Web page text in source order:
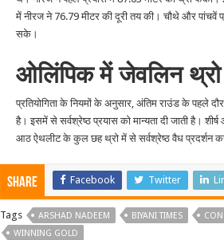
में नीरज ने 76.79 मीटर की दूरी तय की। चौथे और
सके।
ओलिंपिक में जेवलिन
प्रतियोगिता के नियमों के अनुसार, अंतिम राउंड के पहले
है। इसमें से सर्वश्रेष्ठ प्रयास को मान्यता दी जाती है।
आठ ऐथलीट के कुल छह थ्रो में से सर्वश्रेष्ठ वैध प्रदर्शन
Share Facebook Twitter
Tags ARSHAD NADEEM BIYANI TIMES
WINNING GOLD